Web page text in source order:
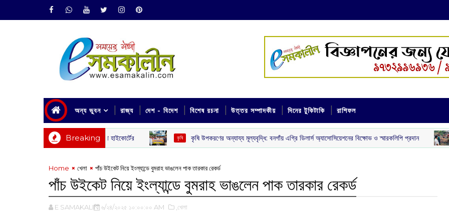
অন্য ভুবন রাজ্য দেশ - বিদেশ বিশেষ রচনা উত্তর সম্পাদকীয় দিনের টুকিটাকি রাশিফল
Breaking কৃষি কৃষি উপকরণের অন্যায্য মূল্যবৃদ্ধি: বনগাঁয় এগ্রি ডিলার্স অ্যাসোসিয়েশনের বিক্ষোভ ও স্মারকলিপি প্রদান ‌ রাজ্য যশোর
Home খেলা পাঁচ উইকেট নিয়ে ইংল্যান্ডে বুমরাহ ভাঙলেন পাক তারকার রেকর্ড
পাঁচ উইকেট নিয়ে ইংল্যান্ডে বুমরাহ ভাঙলেন পাক তারকার রেকর্ড
E SAMAKALIN ৬/২৪/২০২৫ ১০:০০:০০ AM ,খেলা